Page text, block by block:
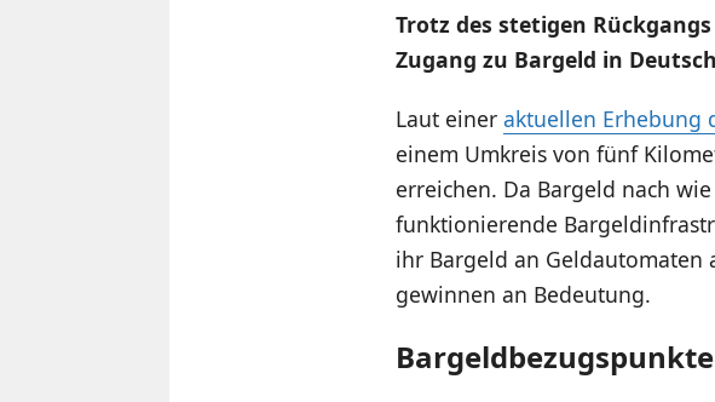
Trotz des stetigen
Zugang zu Bargeld in
Laut einer aktuellen Erhebung
einem Umkreis von fünf
erreichen. Da Bargeld nach
funktionierende
ihr Bargeld an Geldautomaten
gewinnen an Bedeutung.